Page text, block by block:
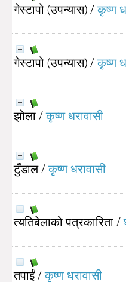
गेस्टापो (उपन्यास)/कृष्ण
गेस्टापो (उपन्यास)/कृष्ण
झोला/कृष्ण धरावासी
टुँडाल/कृष्ण धरावासी
त्यतिबेलाको पत्रकारिता/
तपाईं/कृष्ण धरावासी